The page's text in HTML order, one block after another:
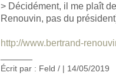
> Décidément, il me plaît
Renouvin, pas du
http://www.bertrand-
Écrit par : Feld / | 14/05/2019